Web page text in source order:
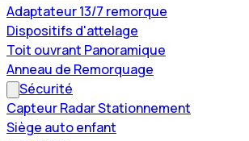
Adaptateur 13/7 remorque
Dispositifs d'attelage
Toit ouvrant Panoramique
Anneau de Remorquage
Sécurité
Capteur Radar Stationnement
Siège auto enfant